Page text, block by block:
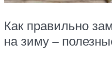
Как правильно
на зиму –